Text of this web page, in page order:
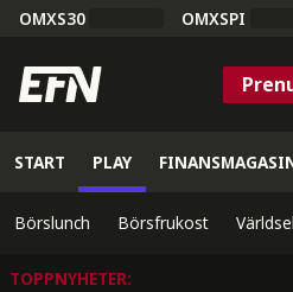
OMXS30 OMXSPI
START PLAY
Börslunch Börsfrukost
TOPPNYHETER: